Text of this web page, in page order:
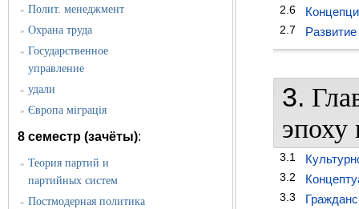
» Полит. менеджмент
» Охрана труда
» Государственное
управление
» удали
» Європа міграція
8 семестр (зачёты):
» Теория партий и
партийных систем
» Постмодерная политика
2.6
2.7
3.
эпоху
3.1
3.2
3.3